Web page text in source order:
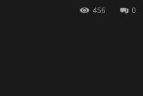
0
456